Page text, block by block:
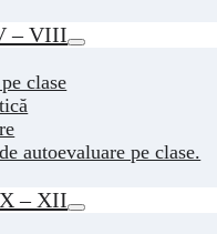
– VIII
clase
autoevaluare pe clase.
– XII